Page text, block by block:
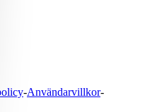
-Användarvillkor-